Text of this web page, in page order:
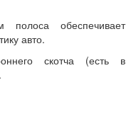
полоса обеспечивает
авто.
скотча (есть в